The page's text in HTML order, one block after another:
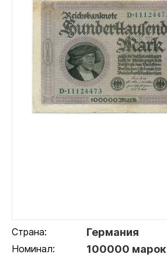
Страна: Германия
Номинал: 100000 марок